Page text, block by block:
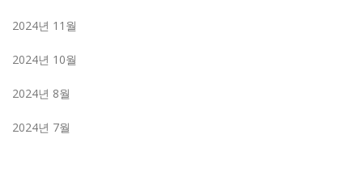
2024년 11월
2024년 10월
2024년 8월
2024년 7월